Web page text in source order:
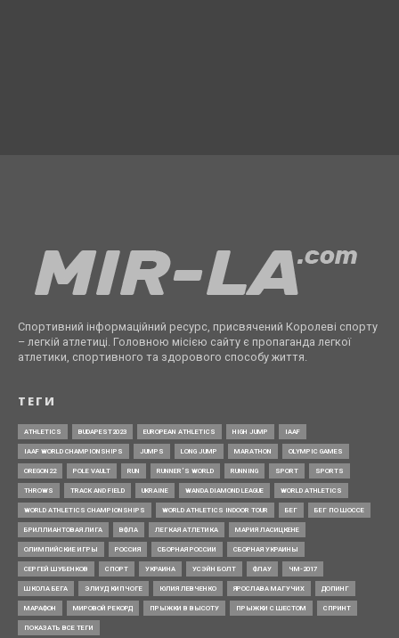
Спортивний інформаційний ресурс, присвячений Королеві спорту
– легкій атлетиці. Головною місією сайту є пропаганда легкої
атлетики, спортивного та здорового способу життя.
ТЕГИ
ATHLETICS BUDAPEST2023 EUROPEAN ATHLETICS HIGH JUMP IAAF
IAAF WORLD CHAMPIONSHIPS JUMPS LONG JUMP MARATHON OLYMPIC GAMES
OREGON22 POLE VAULT RUN RUNNER’S WORLD RUNNING SPORT SPORTS
THROWS TRACK AND FIELD UKRAINE WANDA DIAMOND LEAGUE WORLD ATHLETICS
WORLD ATHLETICS CHAMPIONSHIPS WORLD ATHLETICS INDOOR TOUR БЕГ БЕГ ПО ШОССЕ
БРИЛЛИАНТОВАЯ ЛИГА ВФЛА ЛЕГКАЯ АТЛЕТИКА МАРИЯ ЛАСИЦКЕНЕ
ОЛИМПИЙСКИЕ ИГРЫ РОССИЯ СБОРНАЯ РОССИИ СБОРНАЯ УКРАИНЫ
СЕРГЕЙ ШУБЕНКОВ СПОРТ УКРАИНА УСЭЙН БОЛТ ФЛАУ ЧМ-2017
ШКОЛА БЕГА ЭЛИУД КИПЧОГЕ ЮЛИЯ ЛЕВЧЕНКО ЯРОСЛАВА МАГУЧИХ ДОПИНГ
МАРАФОН МИРОВОЙ РЕКОРД ПРЫЖКИ В ВЫСОТУ ПРЫЖКИ С ШЕСТОМ СПРИНТ
ПОКАЗАТЬ ВСЕ ТЕГИ